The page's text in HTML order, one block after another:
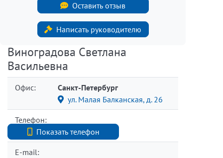
Оставить отзыв
Написать руководителю
Виноградова Светлана
Васильевна
Офис:
Санкт-Петербург
ул. Малая Балканская, д. 26
Телефон:
Показать телефон
+7 (812) 740-70-40
E-mail: